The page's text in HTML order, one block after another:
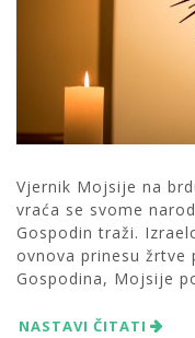
Vjernik Mojsije na
vraća se svome
Gospodin traži.
ovnova prinesu žrtve
Gospodina, Mojsije
NASTAVI ČITATI